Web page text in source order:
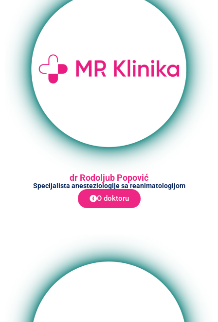
dr Rodoljub Popović
Specijalista anesteziologije sa reanimatologijom
O doktoru